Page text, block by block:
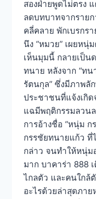
สองฝ่ายพูดไม่ตรง
ลดบทบาทจากราย
คลี่คลาย พักเบรกร
นึง “หมวย” เผยหนุ่
เห็นมุมนี้ กลายเป็น
ทนาย หลังจาก “ท
รัตนกุล” ซึ่งมีภาพ
ประชาชนที่แจ้งเกิ
แฉมีพฤติกรรมลวน
การอ้างชื่อ “หนุ่ม
กรรชัยทนายแก้ว ที่
กล่าว จนทำให้หนุ่ม
มาก บาคาร่า 888
ไกลตัว และคนใกล้
อะไรด้วยล่าสุดภา